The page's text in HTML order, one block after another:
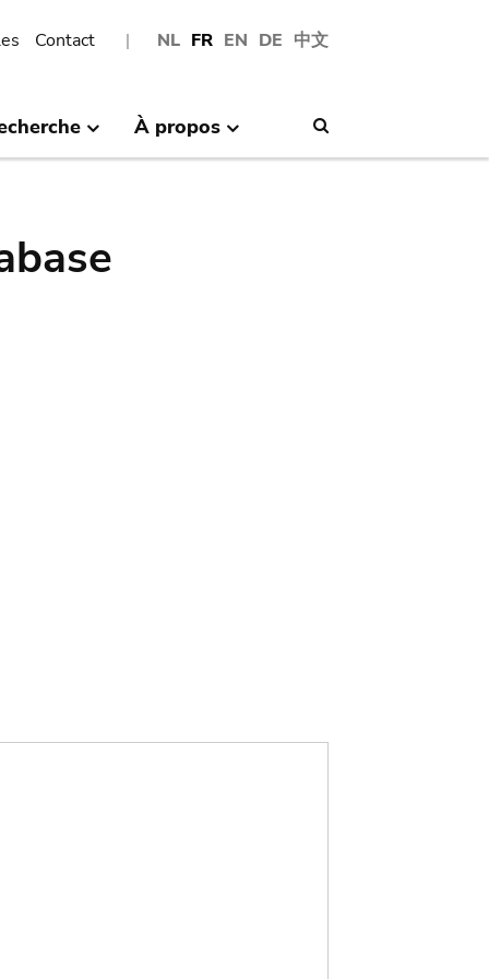
NL FR EN DE 中文
Contact
À propos